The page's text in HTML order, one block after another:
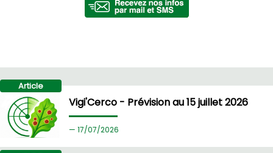
Article
Vigi'Cerco - Prévision au 15 juillet 2026
17/07/2026